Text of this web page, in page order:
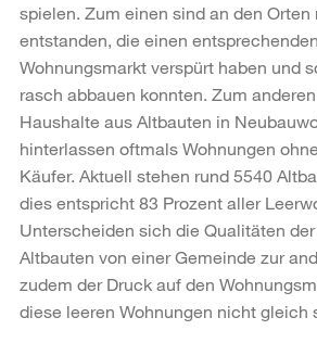
spielen. Zum einen sind an den Orten
entstanden, die einen
Wohnungsmarkt verspürt haben und
rasch abbauen konnten. Zum
Haushalte aus Altbauten in
hinterlassen oftmals Wohnungen
Käufer. Aktuell stehen rund 5540
dies entspricht 83 Prozent aller
Unterscheiden sich die Qualitäten
Altbauten von einer Gemeinde zur
zudem der Druck auf den
diese leeren Wohnungen nicht gleich